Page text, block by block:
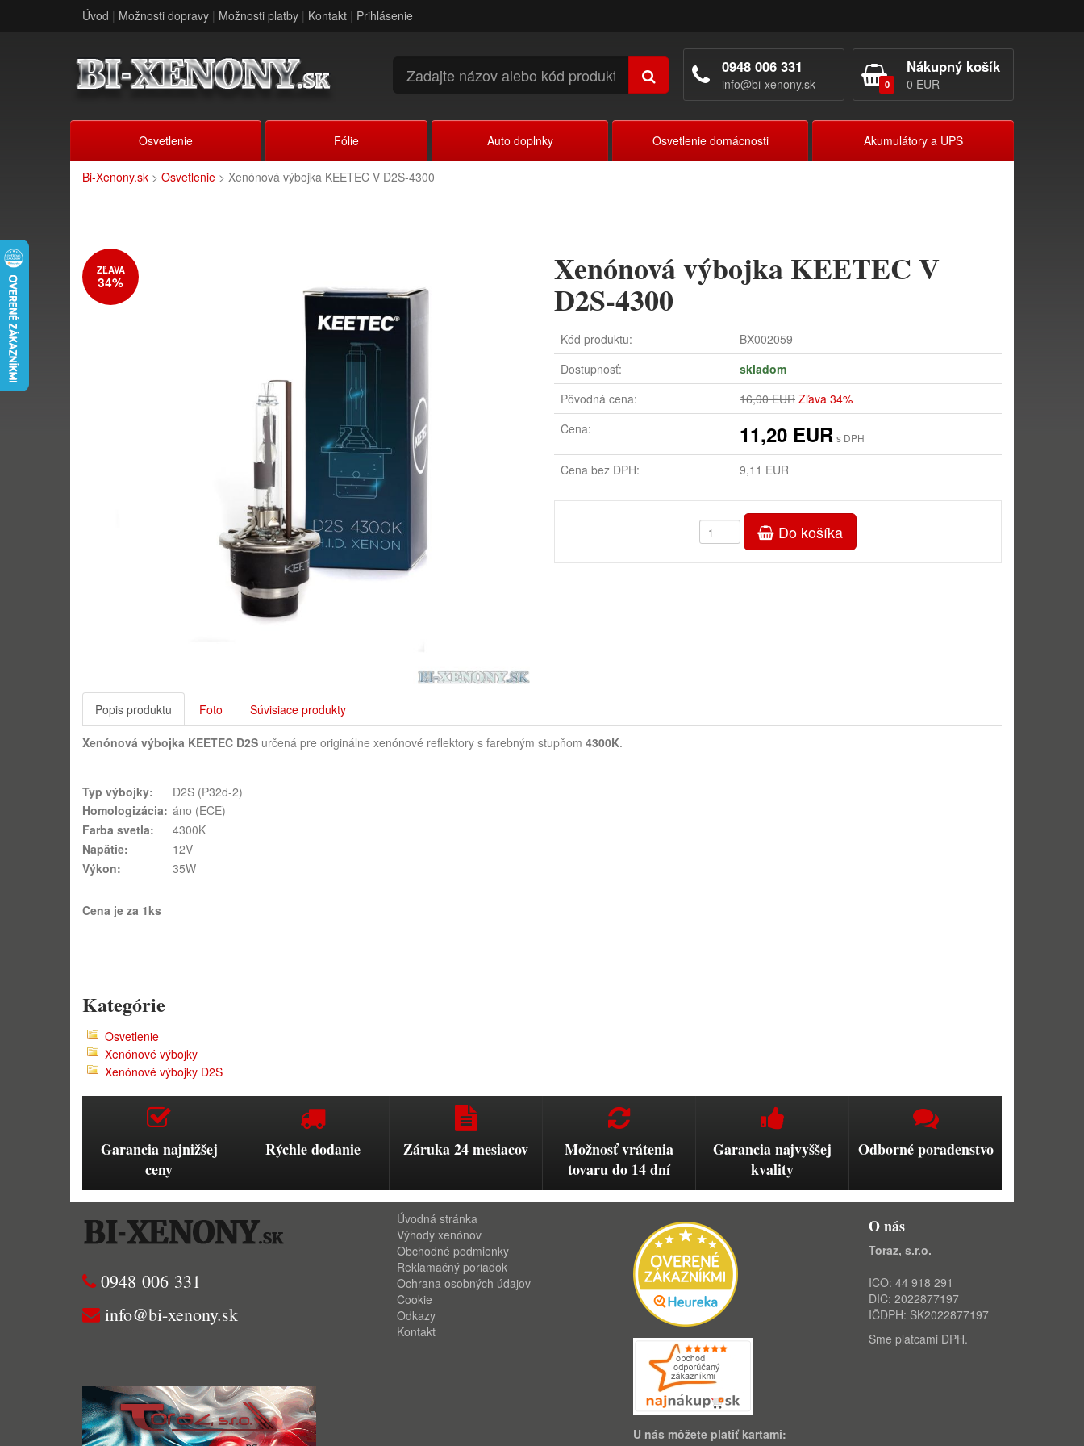
Úvod | Možnosti dopravy | Možnosti platby | Kontakt | Prihlásenie
0
Nákupný košík
0 EUR
0948 006 331
info@bi-xenony.sk
Osvetlenie Fólie Auto doplnky Osvetlenie domácnosti Akumulátory a UPS
Bi-Xenony.sk > Osvetlenie > Xenónová výbojka KEETEC V D2S-4300
Xenónová výbojka KEETEC V
D2S-4300
Kód produktu:
BX002059
Dostupnosť:
skladom
Pôvodná cena:
16,90 EUR Zľava 34%
Cena:
11,20 EUR s DPH
Cena bez DPH: 9,11 EUR
Do košíka
ZĽAVA
34%
Popis produktu Foto Súvisiace produkty
Xenónová výbojka KEETEC D2S určená pre originálne xenónové reflektory s farebným stupňom 4300K.
Typ výbojky:
D2S (P32d-2)
Homologizácia: áno (ECE)
Farba svetla:
4300K
Napätie:
12V
Výkon:
35W
Cena je za 1ks
Kategórie
Osvetlenie
Xenónové výbojky
Xenónové výbojky D2S
Garancia najnižšej
ceny
Rýchle dodanie Záruka 24 mesiacov
Možnosť vrátenia
tovaru do 14 dní
Garancia najvyššej
kvality
Odborné poradenstvo
0948 006 331
info@bi-xenony.sk
Úvodná stránka
Výhody xenónov
Obchodné podmienky
Reklamačný poriadok
Ochrana osobných údajov
Cookie
Odkazy
Kontakt
U nás môžete platiť kartami:
O nás
Toraz, s.r.o.
IČO: 44 918 291
DIČ: 2022877197
IČDPH: SK2022877197
Sme platcami DPH.